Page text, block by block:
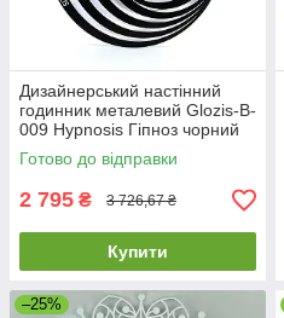
Дизайнерський настінний
годинник металевий Glozis-B-
009 Hypnosis Гіпноз чорний
(50х45см) [Метал, Відкритий,
Готово до відправки
2 795 ₴ 3 726,67 ₴
Купити
–25%